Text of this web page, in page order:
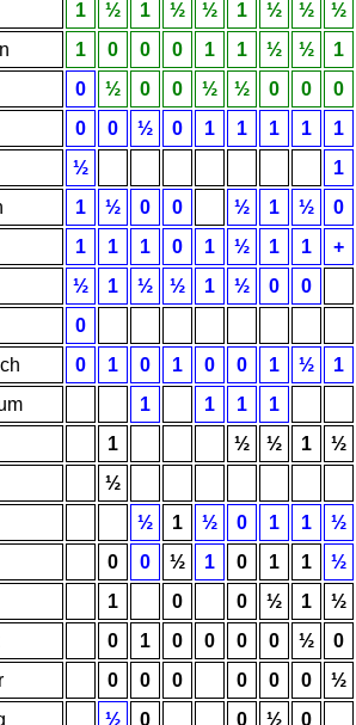
1 ½ 1 ½ ½ 1 ½ ½
½
1 0 0 0 1 1 ½ ½
1
0 ½ 0 0 ½ ½ 0 0
0
0 0 ½ 0 1 1 1 1
1
½
1
1 ½ 0 0 ½ 1 ½
0
1 1 1 0 1 ½ 1 1
+
½ 1 ½ ½ 1 ½ 0
0
0
0 1 0 1 0 0 1 ½
1
1 1 1
1
1 ½ ½ 1
½
½
½ 1 ½ 0 1 1
½
0 0 ½ 1 0 1 1
½
1 0 0 ½ 1
½
0 1 0 0 0 0 ½
0
0 0 0 0 0 0
½
½ 0 0 ½ 0